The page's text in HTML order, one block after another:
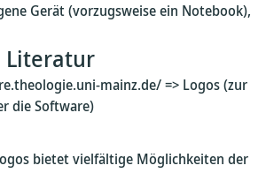
Gerät (vorzugsweise ein Notebook),
Literatur
mainz.de/ => Logos (zur
die Software)
bietet vielfältige Möglichkeiten der